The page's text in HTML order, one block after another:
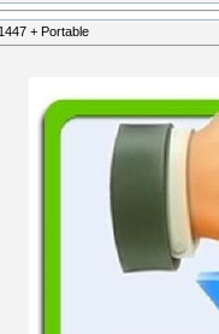
+ Portable